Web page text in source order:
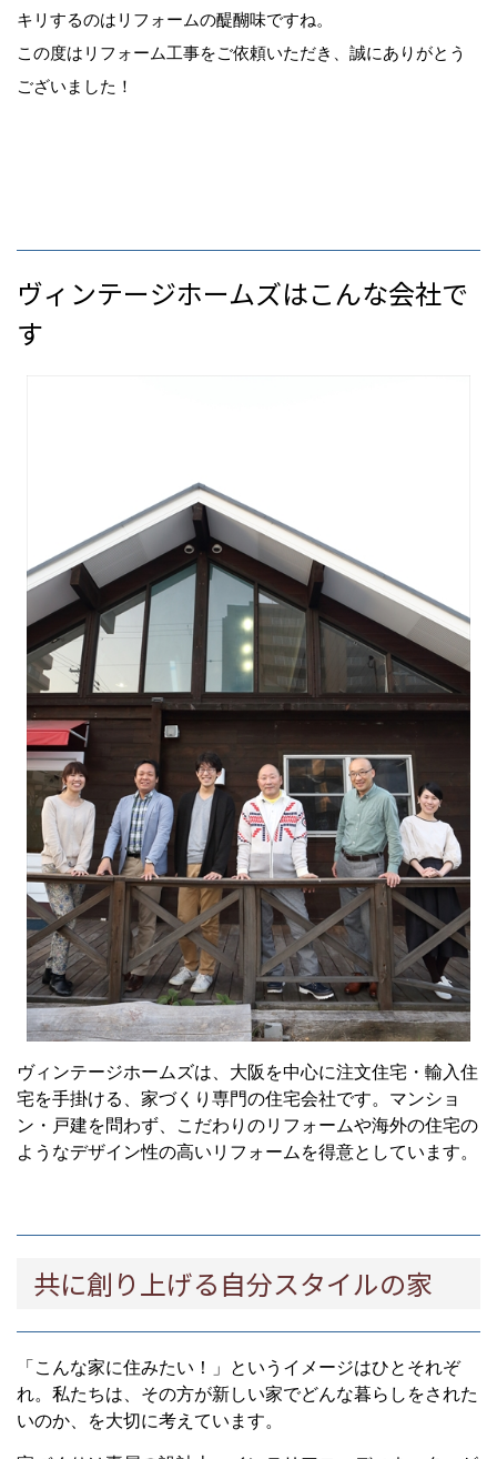
キリするのはリフォームの醍醐味ですね。
この度はリフォーム工事をご依頼いただき、誠にありがとう
ございました！
ヴィンテージホームズはこんな会社で
す
ヴィンテージホームズは、大阪を中心に注文住宅・輸入住
宅を手掛ける、家づくり専門の住宅会社です。マンショ
ン・戸建を問わず、こだわりのリフォームや海外の住宅の
ようなデザイン性の高いリフォームを得意としています。
共に創り上げる自分スタイルの家
「こんな家に住みたい！」というイメージはひとそれぞ
れ。私たちは、その方が新しい家でどんな暮らしをされた
いのか、を大切に考えています。